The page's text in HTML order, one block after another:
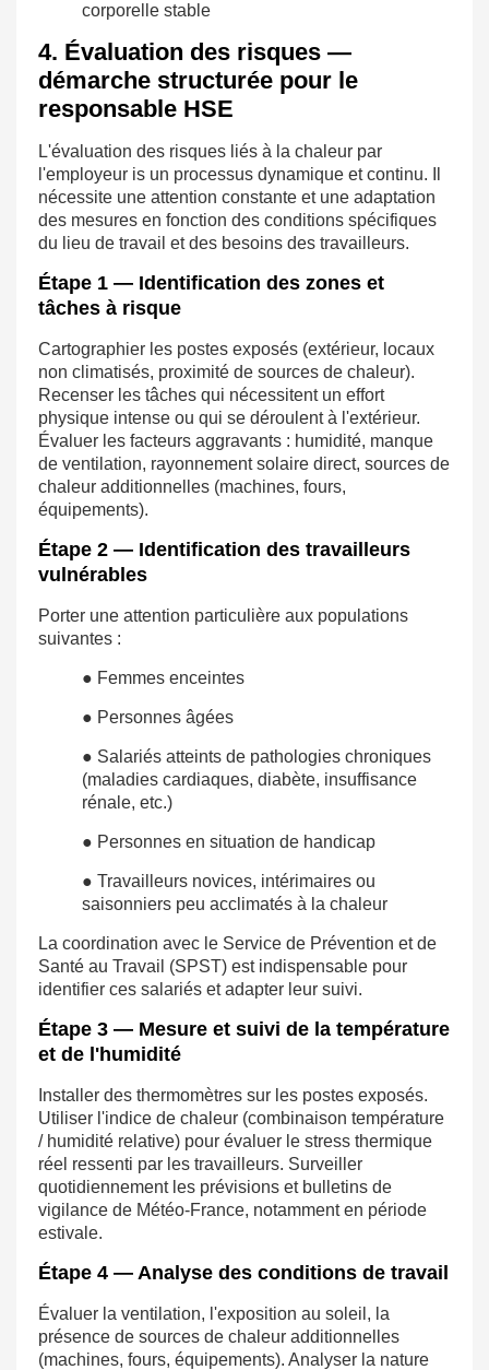
corporelle stable
4. Évaluation des risques —
démarche structurée pour le
responsable HSE
L'évaluation des risques liés à la chaleur par
l'employeur is un processus dynamique et continu. Il
nécessite une attention constante et une adaptation
des mesures en fonction des conditions spécifiques
du lieu de travail et des besoins des travailleurs.
Étape 1 — Identification des zones et
tâches à risque
Cartographier les postes exposés (extérieur, locaux
non climatisés, proximité de sources de chaleur).
Recenser les tâches qui nécessitent un effort
physique intense ou qui se déroulent à l'extérieur.
Évaluer les facteurs aggravants : humidité, manque
de ventilation, rayonnement solaire direct, sources de
chaleur additionnelles (machines, fours,
équipements).
Étape 2 — Identification des travailleurs
vulnérables
Porter une attention particulière aux populations
suivantes :
● Femmes enceintes
● Personnes âgées
● Salariés atteints de pathologies chroniques
(maladies cardiaques, diabète, insuffisance
rénale, etc.)
● Personnes en situation de handicap
● Travailleurs novices, intérimaires ou
saisonniers peu acclimatés à la chaleur
La coordination avec le Service de Prévention et de
Santé au Travail (SPST) est indispensable pour
identifier ces salariés et adapter leur suivi.
Étape 3 — Mesure et suivi de la température
et de l'humidité
Installer des thermomètres sur les postes exposés.
Utiliser l'indice de chaleur (combinaison température
/ humidité relative) pour évaluer le stress thermique
réel ressenti par les travailleurs. Surveiller
quotidiennement les prévisions et bulletins de
vigilance de Météo-France, notamment en période
estivale.
Étape 4 — Analyse des conditions de travail
Évaluer la ventilation, l'exposition au soleil, la
présence de sources de chaleur additionnelles
(machines, fours, équipements). Analyser la nature